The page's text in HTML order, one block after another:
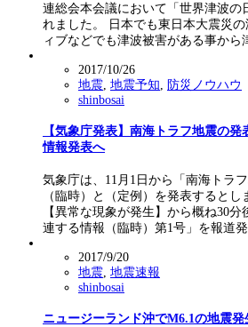
連総会本会議において「世界津波の
れました。 日本でも東日本大震災
ィブなどでも津波被害がある事から
2017/10/26
地震 地震予知
防災ノウハウ
shinbosai
【気象庁発表】南海トラフ地震の
情報発表へ
気象庁は、11月1日から「南海トラ
（臨時）と（定例）を発表するとし
【異常な現象が発生】から概ね30
連する情報（臨時）第1号」を報道
2017/9/20
地震 地震速報
shinbosai
ニュージーランド沖でM6.1の地震